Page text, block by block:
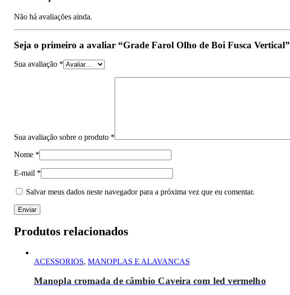
Não há avaliações ainda.
Seja o primeiro a avaliar “Grade Farol Olho de Boi Fusca Vertical”
Sua avaliação *
Sua avaliação sobre o produto *
Nome *
E-mail *
Salvar meus dados neste navegador para a próxima vez que eu comentar.
Produtos relacionados
ACESSORIOS, MANOPLAS E ALAVANCAS
Manopla cromada de câmbio Caveira com led vermelho